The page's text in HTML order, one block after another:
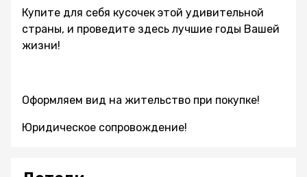
Купите для себя кусочек этой удивительной
страны, и проведите здесь лучшие годы Вашей
жизни!
Оформляем вид на жительство при покупке!
Юридическое сопровождение!